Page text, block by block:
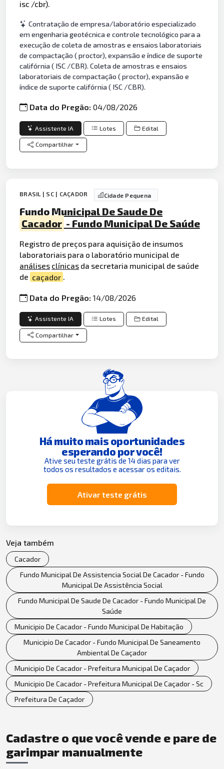
isc /cbr).
Contratação de empresa/laboratório especializado
em engenharia geotécnica e controle tecnológico para a
execução de coleta de amostras e ensaios laboratoriais
de compactação ( proctor), expansão e índice de suporte
califórnia ( ISC /CBR). Coleta de amostras e ensaios
laboratoriais de compactação ( proctor), expansão e
índice de suporte califórnia ( ISC /CBR).
Data do Pregão:04/08/2026
Assistente IA Lotes Edital
Compartilhar
BRASIL | SC | CAÇADOR Cidade Pequena
Fundo Municipal De Saude De
Cacador - Fundo Municipal De Saúde
Registro de preços para aquisição de insumos
laboratoriais para o laboratório municipal de
análises clínicas da secretaria municipal de saúde
de caçador .
Data do Pregão:14/08/2026
Assistente IA Lotes Edital
Compartilhar
Há muito mais oportunidades
esperando por você!
Ative seu teste grátis de 14 dias para ver
todos os resultados e acessar os editais.
Ativar teste grátis
Veja também
Cacador
Fundo Municipal De Assistencia Social De Cacador - Fundo
Municipal De Assistência Social
Fundo Municipal De Saude De Cacador - Fundo Municipal De
Saúde
Municipio De Cacador - Fundo Municipal De Habitação
Municipio De Cacador - Fundo Municipal De Saneamento
Ambiental De Caçador
Municipio De Cacador - Prefeitura Municipal De Caçador
Municipio De Cacador - Prefeitura Municipal De Caçador - Sc
Prefeitura De Caçador
Cadastre o que você vende e pare de
garimpar manualmente